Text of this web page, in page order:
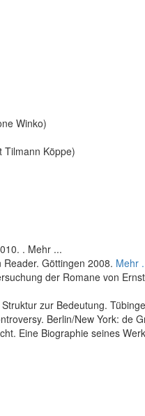
Winko)
Tilmann Köppe)
. Mehr ...
Göttingen 2008. Mehr
der Romane von
zur Bedeutung.
Berlin/New York: de
Eine Biographie seines